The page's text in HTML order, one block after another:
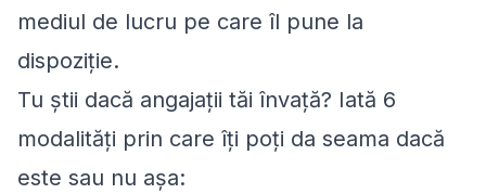
mediul de lucru pe care îl pune la
dispoziție.
Tu știi dacă angajații tăi învață? Iată 6
modalități prin care îți poți da seama dacă
este sau nu așa: